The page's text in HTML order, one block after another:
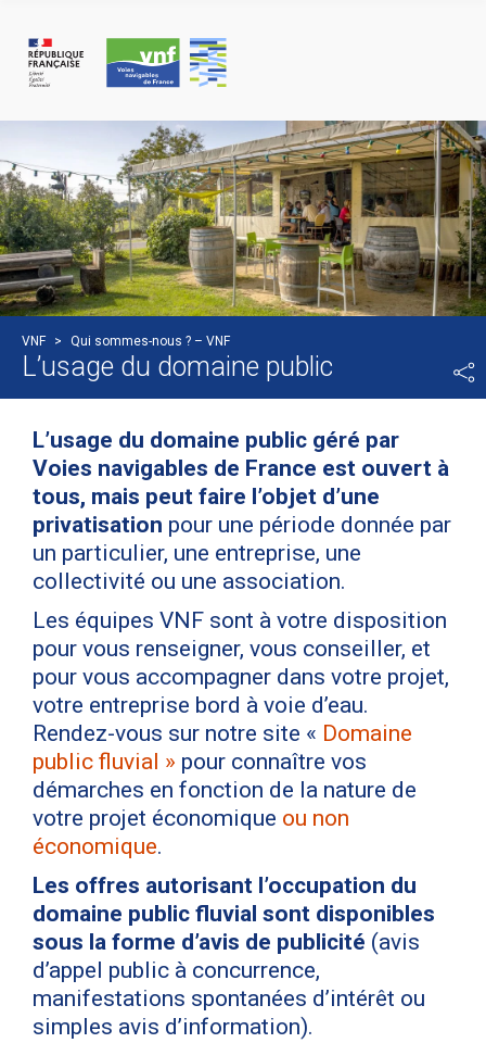
VNF > Qui sommes-nous ? – VNF
L’usage du domaine public
L’usage du domaine public géré par
Voies navigables de France est ouvert à
tous, mais peut faire l’objet d’une
privatisation pour une période donnée par
un particulier, une entreprise, une
collectivité ou une association.
Les équipes VNF sont à votre disposition
pour vous renseigner, vous conseiller, et
pour vous accompagner dans votre projet,
votre entreprise bord à voie d’eau.
Rendez-vous sur notre site « Domaine
public fluvial » pour connaître vos
démarches en fonction de la nature de
votre projet économique ou non
économique.
Les offres autorisant l’occupation du
domaine public fluvial sont disponibles
sous la forme d’avis de publicité (avis
d’appel public à concurrence,
manifestations spontanées d’intérêt ou
simples avis d’information).